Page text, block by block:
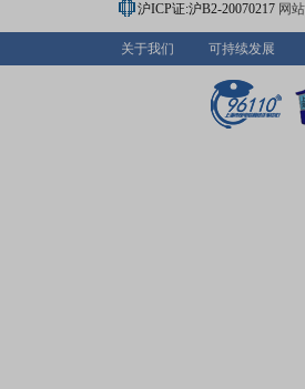
沪ICP证:沪B2-20070217 网
关于我们 可持续发展